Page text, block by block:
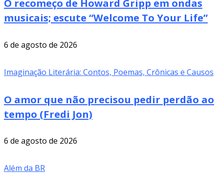
O recomeço de Howard Gripp em ondas
musicais; escute “Welcome To Your Life”
6 de agosto de 2026
Imaginação Literária: Contos, Poemas, Crônicas e Causos
O amor que não precisou pedir perdão ao
tempo (Fredi Jon)
6 de agosto de 2026
Além da BR